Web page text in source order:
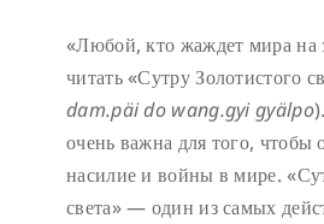
«Любой, кто жаждет мира на
читать «Сутру Золотистого
dam.päi do wang.gyi gyälpo
очень важна для того, чтобы
насилие и войны в мире.
света» — один из самых